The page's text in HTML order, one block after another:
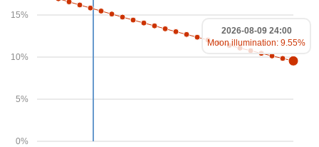
0%
5%
10%
15%
2026-08-09 24:00
Moon illumination: 9.55%